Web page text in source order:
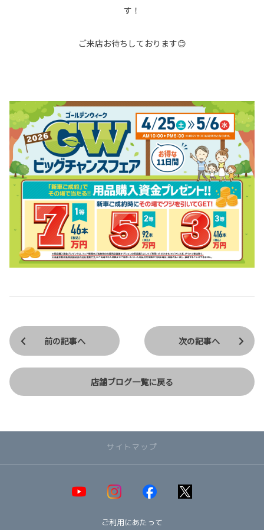
す！
ご来店お待ちしております😊
前の記事へ
店舗ブログ一覧に戻る
次の記事へ
サイトマップ
ご利用にあたって